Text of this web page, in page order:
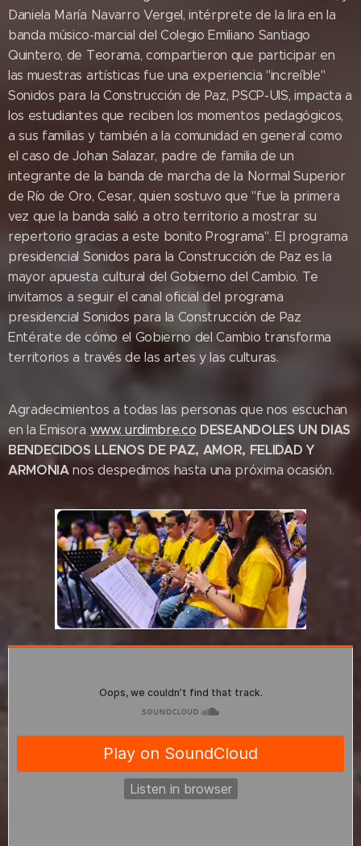
Daniela María Navarro Vergel, intérprete de la lira en la
banda músico-marcial del Colegio Emiliano Santiago
Quintero, de Teorama, compartieron que participar en
las muestras artísticas fue una experiencia "increíble"
Sonidos para la Construcción de Paz, PSCP-UIS, impacta a
los estudiantes que reciben los momentos pedagógicos,
a sus familias y también a la comunidad en general como
el caso de Johan Salazar, padre de familia de un
integrante de la banda de marcha de la Normal Superior
de Río de Oro, Cesar, quien sostuvo que "fue la primera
vez que la banda salió a otro territorio a mostrar su
repertorio gracias a este bonito Programa". El programa
presidencial Sonidos para la Construcción de Paz es la
mayor apuesta cultural del Gobierno del Cambio. Te
invitamos a seguir el canal oficial del programa
presidencial Sonidos para la Construcción de Paz
Entérate de cómo el Gobierno del Cambio transforma
territorios a través de las artes y las culturas.
Agradecimientos a todas las personas que nos escuchan
en la Emisora www. urdimbre.co DESEANDOLES UN DIAS
BENDECIDOS LLENOS DE PAZ, AMOR, FELIDAD Y
ARMONIAnos despedimos hasta una próxima ocasión.